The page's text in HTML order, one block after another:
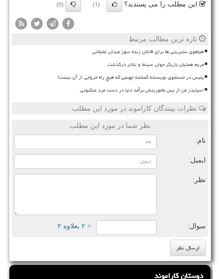
این مطلب را می پسندید؟ (1)
(0)
تازه ترین مطالب مرتبط
هیاهوی سلبریتی ها برای قاتلان زنده سوز میدان علیخانی
مریم همتیان بازیگر جوان سینما و تئاتر درگذشت
پلیس در جستجوی نویسنده گمشده جهنمی که هیچ راه خروجی از آن نیست!
اسپایدر من از پس ماموریتش برآمد دنیا در دست مرد عنکبوتی
نظرات بینندگان کاراموند در مورد این مطلب
نظر شما در مورد این مطلب
نام:
ایمیل:
نظر:
سوال: = ۲ بعلاوه ۲
دوستان کاراموند